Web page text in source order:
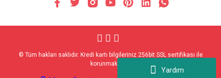
Yardım
© Tüm hakları saklıdır. Kredi kartı bilgileriniz 256bit SSL sertifikası ile
korunmaktadır.